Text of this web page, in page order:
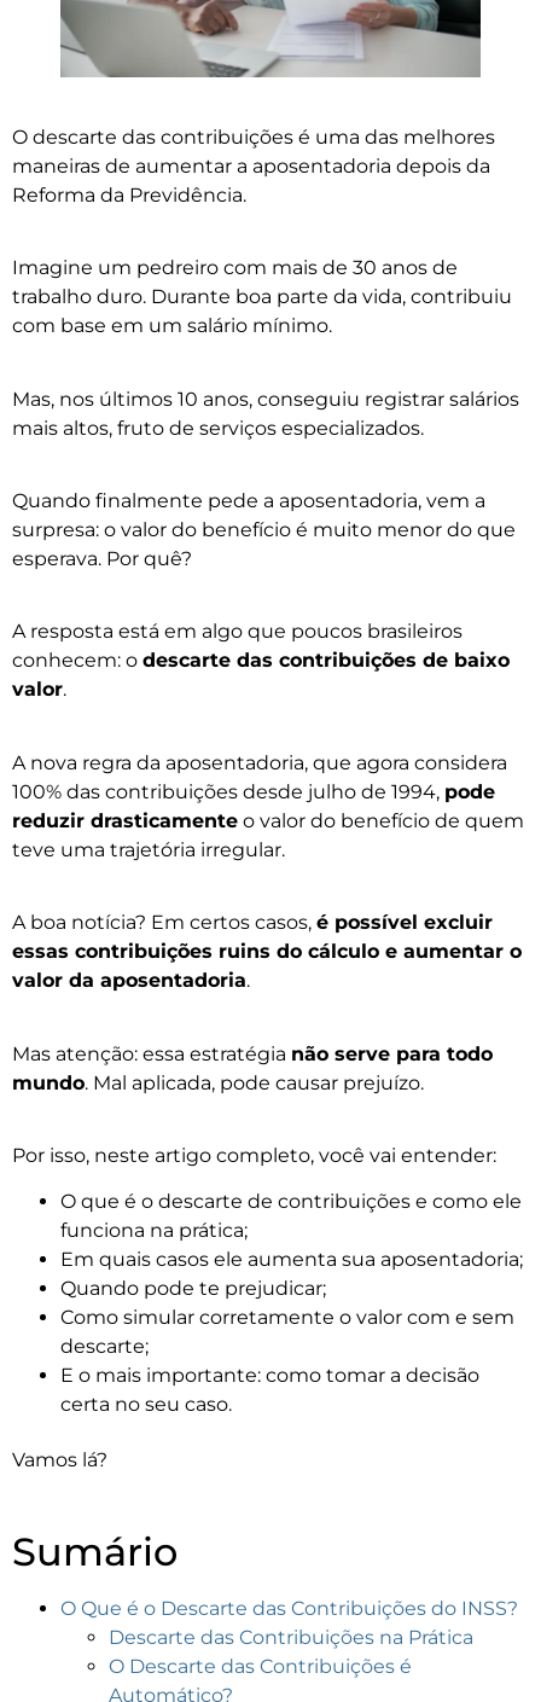
O descarte das contribuições é uma das melhores
maneiras de aumentar a aposentadoria depois da
Reforma da Previdência.
Imagine um pedreiro com mais de 30 anos de
trabalho duro. Durante boa parte da vida, contribuiu
com base em um salário mínimo.
Mas, nos últimos 10 anos, conseguiu registrar salários
mais altos, fruto de serviços especializados.
Quando finalmente pede a aposentadoria, vem a
surpresa: o valor do benefício é muito menor do que
esperava. Por quê?
A resposta está em algo que poucos brasileiros
conhecem: o descarte das contribuições de baixo
valor.
A nova regra da aposentadoria, que agora considera
100% das contribuições desde julho de 1994, pode
reduzir drasticamente o valor do benefício de quem
teve uma trajetória irregular.
A boa notícia? Em certos casos, é possível excluir
essas contribuições ruins do cálculo e aumentar o
valor da aposentadoria.
Mas atenção: essa estratégia não serve para todo
mundo. Mal aplicada, pode causar prejuízo.
Por isso, neste artigo completo, você vai entender:
O que é o descarte de contribuições e como ele
funciona na prática;
Em quais casos ele aumenta sua aposentadoria;
Quando pode te prejudicar;
Como simular corretamente o valor com e sem
descarte;
E o mais importante: como tomar a decisão
certa no seu caso.
Vamos lá?
Sumário
O Que é o Descarte das Contribuições do INSS?
Descarte das Contribuições na Prática
O Descarte das Contribuições é
Automático?